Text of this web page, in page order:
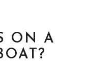
ON A